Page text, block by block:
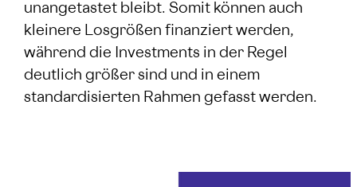
unangetastet bleibt. Somit können auch
kleinere Losgrößen finanziert werden,
während die Investments in der Regel
deutlich größer sind und in einem
standardisierten Rahmen gefasst werden.